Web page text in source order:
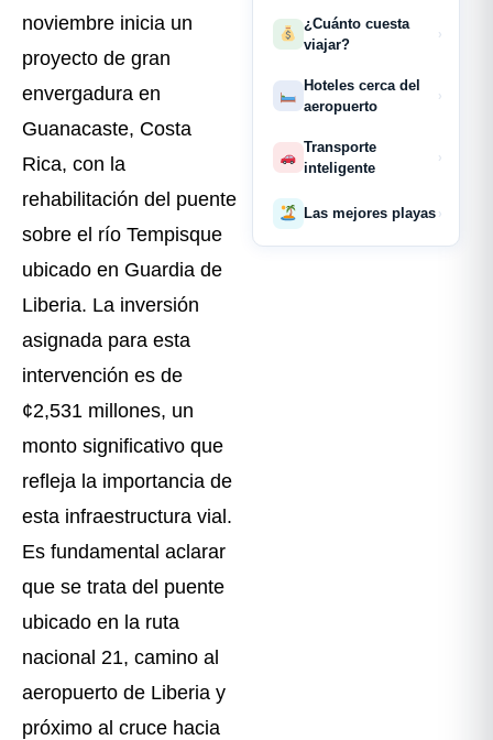
noviembre inicia un
proyecto de gran
envergadura en
Guanacaste, Costa
Rica, con la
rehabilitación del puente
sobre el río Tempisque
ubicado en Guardia de
Liberia. La inversión
asignada para esta
intervención es de
¢2,531 millones, un
monto significativo que
refleja la importancia de
esta infraestructura vial.
Es fundamental aclarar
que se trata del puente
ubicado en la ruta
nacional 21, camino al
aeropuerto de Liberia y
próximo al cruce hacia
¿Cuánto cuesta
viajar?
›
Hoteles cerca del
aeropuerto
›
Transporte
inteligente
›
Las mejores playas ›